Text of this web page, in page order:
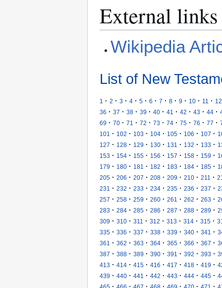
External links
Wikipedia
List of New
1 · 2 · 3 · 4 · 5 · 6 · 7 · 8 · 9 · 10 · 11 · 12
36 · 37 · 38 · 39 · 40 · 41 · 42 · 43 · 44 ·
69 · 70 · 71 · 72 · 73 · 74 · 75 · 76 · 77 ·
101
· 102 · 103 · 104 · 105 · 106 · 107 ·
127 · 128 · 129 · 130 · 131 · 132 · 133 ·
153 · 154 · 155 · 156 · 157 · 158 · 159 ·
179 · 180 · 181 · 182 · 183 · 184 · 185 ·
205 · 206 · 207 · 208 · 209 · 210 · 211 ·
231
· 232 · 233 · 234 · 235 · 236 · 237 ·
257 · 258 · 259 · 260 · 261 · 262 · 263 ·
283 · 284 · 285 · 286 · 287 · 288 · 289 ·
309 · 310 · 311 · 312 · 313 · 314 · 315 ·
335 · 336 · 337 · 338 · 339 · 340 · 341 ·
361
· 362 · 363 · 364 · 365 · 366 · 367 ·
387 · 388 · 389 · 390 · 391 · 392 · 393 ·
413 · 414 · 415 · 416 · 417 · 418 · 419 ·
439 · 440 · 441 · 442 · 443 · 444 · 445 ·